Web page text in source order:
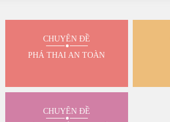
CHUYÊN ĐỀ
PHÁ THAI AN TOÀN
CHUYÊN ĐỀ